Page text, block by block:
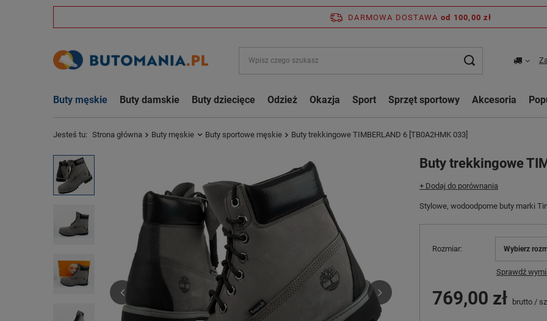
DARMOWA DOSTAWA od 100,00 zł
Buty męskie Buty damskie Buty dziecięce Odzież Okazja Sport Sprzęt sportowy Akcesoria
Jesteś tu: Strona główna Buty męskie Buty sportowe męskie Buty trekkingowe TIMBERLAND 6 [TB0A2HMK 033]
Buty trekkingowe
+ Dodaj do porównania
Stylowe, wodoodporne buty marki
Rozmiar Wybierz
Sprawdź
769,00 zł brutto /